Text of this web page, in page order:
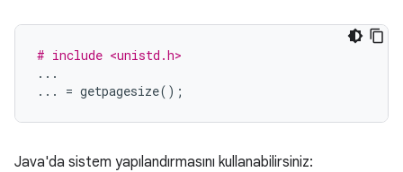
# include <unistd.h>
...
...
= getpagesize();
Java'da sistem yapılandırmasını kullanabilirsiniz: